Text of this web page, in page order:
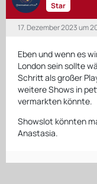
Star
17. Dezember 2023 um
Eben und wenn es
London sein sollte
Schritt als großer
weitere Shows in
vermarkten könnte.
Showslot könnten
Anastasia.